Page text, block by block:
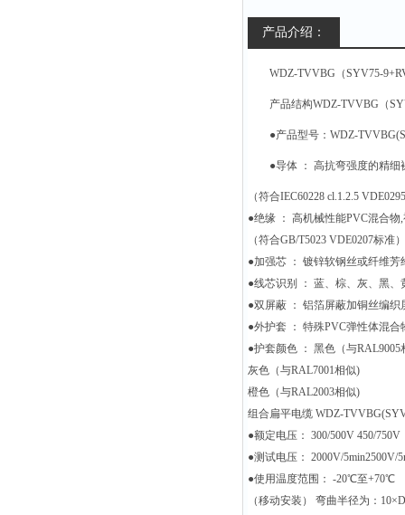
产品介绍：
WDZ-TVVBG（SYV75-
产品结构WDZ-TVVBG（
●产品型号：WDZ-
●导体 ： 高抗弯强度的精细
（符合IEC60228 cl.1.2.5
●绝缘 ： 高机械性能PVC混合物
（符合GB/T5023 VDE0207标准）
●加强芯 ： 镀锌软钢丝或纤维
●线芯识别 ： 蓝、棕、灰、黑
●双屏蔽 ： 铝箔屏蔽加铜丝编织
●外护套 ： 特殊PVC弹性体混合
●护套颜色 ： 黑色（与RAL9005
灰色（与RAL7001相似)
橙色（与RAL2003相似)
组合扁平电缆 WDZ-
●额定电压： 300/500V 450/750V
●测试电压： 2000V/5min2500V/
●使用温度范围： -20℃至+70℃
（移动安装） 弯曲半径为：10×D